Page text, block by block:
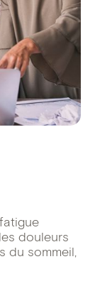
douleurs
du sommeil,